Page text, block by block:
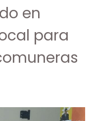
en
para